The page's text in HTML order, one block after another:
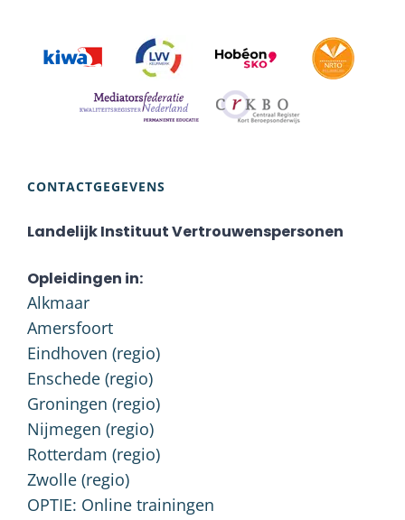
CONTACTGEGEVENS
Landelijk Instituut Vertrouwenspersonen
Opleidingen in:
Alkmaar
Amersfoort
Eindhoven (regio)
Enschede (regio)
Groningen (regio)
Nijmegen (regio)
Rotterdam (regio)
Zwolle (regio)
OPTIE: Online trainingen